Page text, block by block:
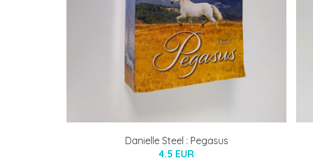
Danielle Steel : Pegasus
4.5 EUR